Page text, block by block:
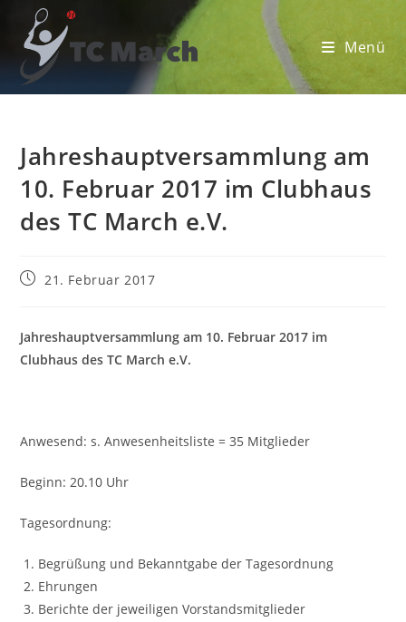
Inhalt
springen
Menü
Jahreshauptversammlung am
10. Februar 2017 im Clubhaus
des TC March e.V.
Beitrag21. Februar 2017
Jahreshauptversammlung am 10. Februar 2017 im
Clubhaus des TC March e.V.
Anwesend: s. Anwesenheitsliste = 35 Mitglieder
Beginn: 20.10 Uhr
Tagesordnung:
Begrüßung und Bekanntgabe der Tagesordnung
Ehrungen
Berichte der jeweiligen Vorstandsmitglieder